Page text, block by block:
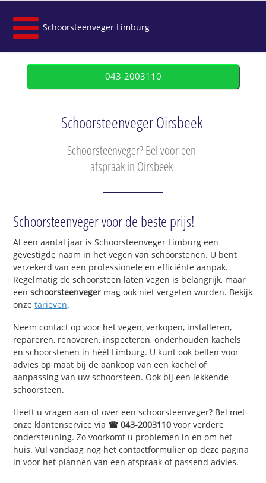
Schoorsteenveger Limburg
043-2003110
Schoorsteenveger Oirsbeek
Schoorsteenveger? Bel voor een
afspraak in Oirsbeek
Schoorsteenveger voor de beste prijs!
Al een aantal jaar is Schoorsteenveger Limburg een
gevestigde naam in het vegen van schoorstenen. U bent
verzekerd van een professionele en efficiënte aanpak.
Regelmatig de schoorsteen laten vegen is belangrijk, maar
eenschoorsteenveger mag ook niet vergeten worden. Bekijk
onzetarieven.
Neem contact op voor het vegen, verkopen, installeren,
repareren, renoveren, inspecteren, onderhouden kachels
en schoorstenen in héél Limburg. U kunt ook bellen voor
advies op maat bij de aankoop van een kachel of
aanpassing van uw schoorsteen. Ook bij een lekkende
schoorsteen.
Heeft u vragen aan of over een schoorsteenveger? Bel met
onze klantenservice via ☎ 043-2003110 voor verdere
ondersteuning. Zo voorkomt u problemen in en om het
huis. Vul vandaag nog het contactformulier op deze pagina
in voor het plannen van een afspraak of passend advies.